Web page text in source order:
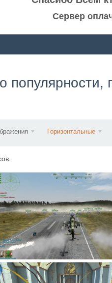
Сервер
Горизонтальные